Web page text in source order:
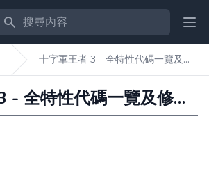
搜尋內容
十字軍王者 3 - 全特性代碼一覽及修
改方法介紹
十字軍王者 3 - 全特性代碼一覽及修改方法介紹